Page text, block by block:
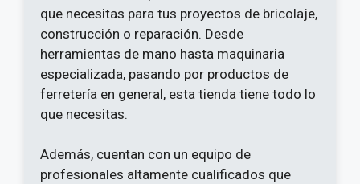
que necesitas para tus proyectos de bricolaje,
construcción o reparación. Desde
herramientas de mano hasta maquinaria
especializada, pasando por productos de
ferretería en general, esta tienda tiene todo lo
que necesitas.
Además, cuentan con un equipo de
profesionales altamente cualificados que